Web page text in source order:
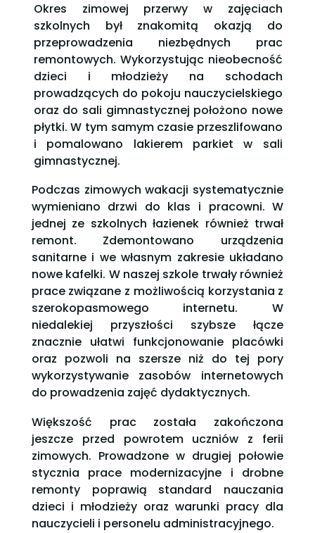
Okres zimowej przerwy w zajęciach
szkolnych był znakomitą okazją do
przeprowadzenia niezbędnych prac
remontowych. Wykorzystując nieobecność
dzieci i młodzieży na schodach
prowadzących do pokoju nauczycielskiego
oraz do sali gimnastycznej położono nowe
płytki. W tym samym czasie przeszlifowano
i pomalowano lakierem parkiet w sali
gimnastycznej.
Podczas zimowych wakacji systematycznie
wymieniano drzwi do klas i pracowni. W
jednej ze szkolnych łazienek również trwał
remont. Zdemontowano urządzenia
sanitarne i we własnym zakresie układano
nowe kafelki. W naszej szkole trwały również
prace związane z możliwością korzystania z
szerokopasmowego internetu. W
niedalekiej przyszłości szybsze łącze
znacznie ułatwi funkcjonowanie placówki
oraz pozwoli na szersze niż do tej pory
wykorzystywanie zasobów internetowych
do prowadzenia zajęć dydaktycznych.
Większość prac została zakończona
jeszcze przed powrotem uczniów z ferii
zimowych. Prowadzone w drugiej połowie
stycznia prace modernizacyjne i drobne
remonty poprawią standard nauczania
dzieci i młodzieży oraz warunki pracy dla
nauczycieli i personelu administracyjnego.